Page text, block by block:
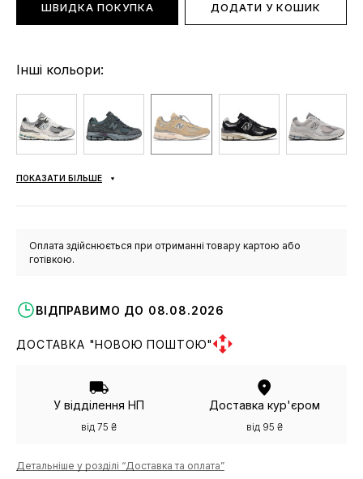
ШВИДКА ПОКУПКА ДОДАТИ У КОШИК
Інші кольори:
ПОКАЗАТИ БІЛЬШЕ
Оплата здійснюється при отриманні товару картою або
готівкою.
ВІДПРАВИМО ДО 08.08.2026
ДОСТАВКА "НОВОЮ ПОШТОЮ"
У відділення НП
від 75 ₴
Доставка кур'єром
від 95 ₴
Детальніше у розділі “Доставка та оплата”